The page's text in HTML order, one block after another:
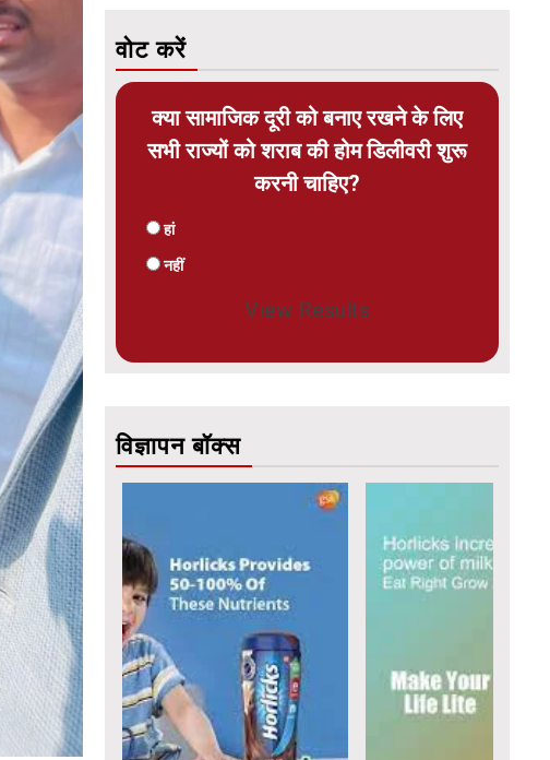
वोट करें
क्या सामाजिक दूरी को बनाए रखने के लिए
सभी राज्यों को शराब की होम डिलीवरी शुरू
करनी चाहिए?
हां
नहीं
View Results
विज्ञापन बॉक्स